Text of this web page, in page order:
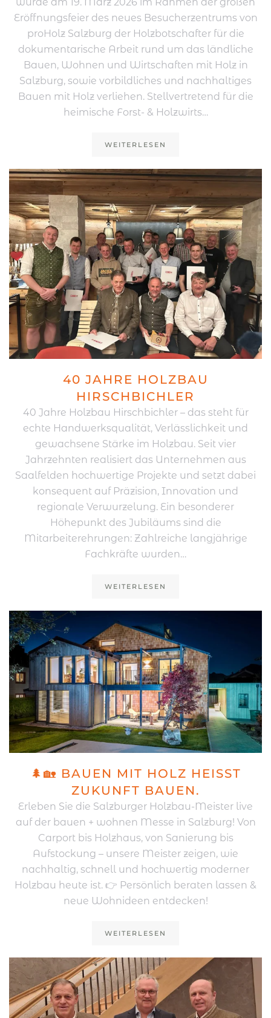
wurde am 19. März 2026 im Rahmen der großen
Eröffnungsfeier des neues Besucherzentrums von
proHolz Salzburg der Holzbotschafter für die
dokumentarische Arbeit rund um das ländliche
Bauen, Wohnen und Wirtschaften mit Holz in
Salzburg, sowie vorbildliches und nachhaltiges
Bauen mit Holz verliehen. Stellvertretend für die
heimische Forst- & Holzwirts…
WEITERLESEN
40 JAHRE HOLZBAU
HIRSCHBICHLER
40 Jahre Holzbau Hirschbichler – das steht für
echte Handwerksqualität, Verlässlichkeit und
gewachsene Stärke im Holzbau. Seit vier
Jahrzehnten realisiert das Unternehmen aus
Saalfelden hochwertige Projekte und setzt dabei
konsequent auf Präzision, Innovation und
regionale Verwurzelung. Ein besonderer
Höhepunkt des Jubiläums sind die
Mitarbeiterehrungen: Zahlreiche langjährige
Fachkräfte wurden…
WEITERLESEN
🌲🏡 BAUEN MIT HOLZ HEISST Z
UKUNFT BAUEN.
Erleben Sie die Salzburger Holzbau-Meister live
auf der bauen + wohnen Messe in Salzburg! Von
Carport bis Holzhaus, von Sanierung bis
Aufstockung – unsere Meister zeigen, wie
nachhaltig, schnell und hochwertig moderner
Holzbau heute ist. 👉 Persönlich beraten lassen &
neue Wohnideen entdecken!
WEITERLESEN